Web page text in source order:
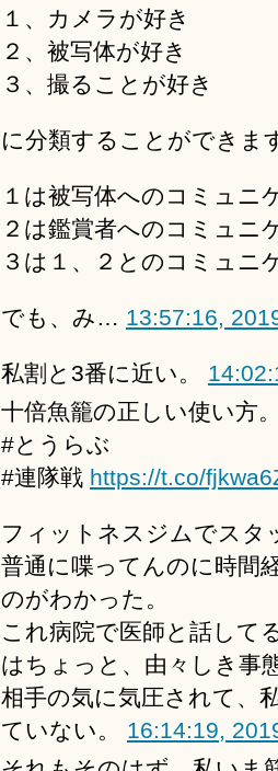
１、カメラが好き
２、被写体が好き
３、撮ることが好き
に分類することができま
１は被写体へのコミュニ
２は鑑賞者へのコミュニ
３は１、２とのコミュニ
でも、み… 13:57:16,
私割と3番に近い。
十倍魚籠の正しい使い方。
#とうらぶ
#連隊戦 https://t.co/
フィットネスジムでスタ
普通に喋ってんのに時間
のがわかった。
これ病院で医師と話して
はちょっと、由々しき事
相手の気に気圧されて、
ていない。 16:14:19,